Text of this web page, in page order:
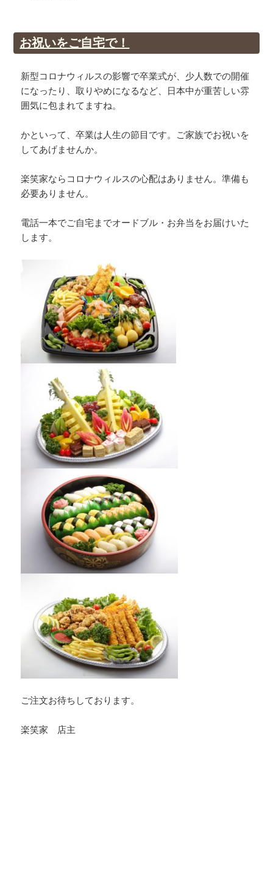
お祝いをご自宅で！
新型コロナウィルスの影響で卒業式が、少人数での開催
になったり、取りやめになるなど、日本中が重苦しい雰
囲気に包まれてますね。
かといって、卒業は人生の節目です。ご家族でお祝いを
してあげませんか。
楽笑家ならコロナウィルスの心配はありません。準備も
必要ありません。
電話一本でご自宅までオードブル・お弁当をお届けいた
します。
ご注文お待ちしております。
楽笑家 店主